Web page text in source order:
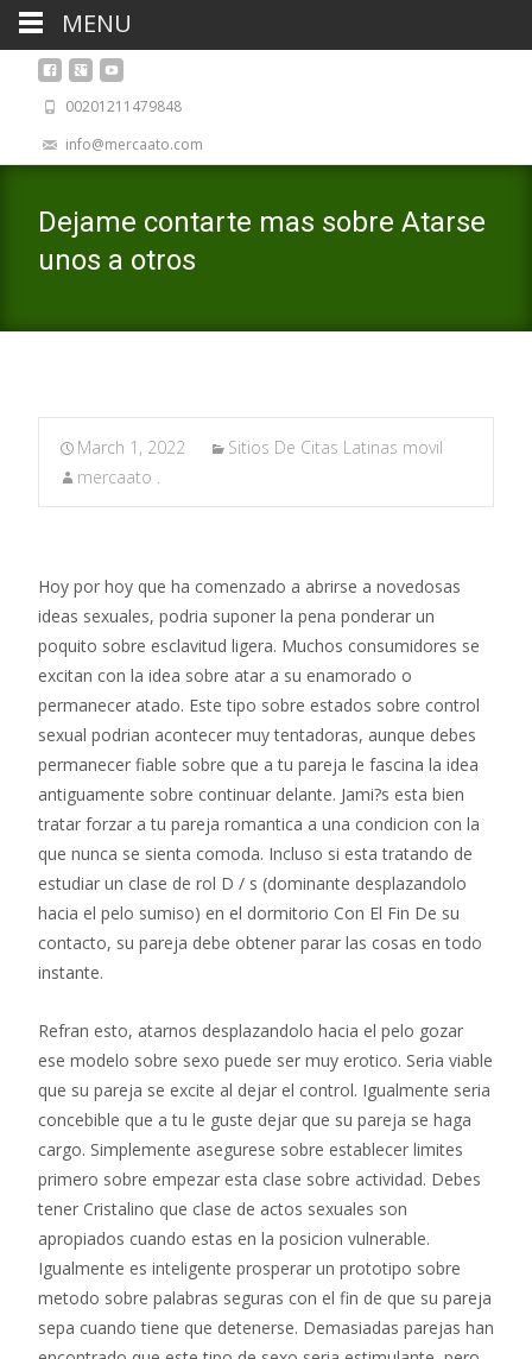
00201211479848
info@mercaato.com
Dejame contarte mas sobre Atarse
unos a otros
March 1, 2022
Sitios De Citas Latinas movil
mercaato .
Hoy por hoy que ha comenzado a abrirse a novedosas
ideas sexuales, podria suponer la pena ponderar un
poquito sobre esclavitud ligera. Muchos consumidores se
excitan con la idea sobre atar a su enamorado o
permanecer atado. Este tipo sobre estados sobre control
sexual podri­an acontecer muy tentadoras, aunque debes
permanecer fiable sobre que a tu pareja le fascina la idea
antiguamente sobre continuar delante. Jami?s esta bien
tratar forzar a tu pareja romantica a una condicion con la
que nunca se sienta comoda. Incluso si esta tratando de
estudiar un clase de rol D / s (dominante desplazandolo
hacia el pelo sumiso) en el dormitorio Con El Fin De su
contacto, su pareja debe obtener parar las cosas en todo
instante.
Refran esto, atarnos desplazandolo hacia el pelo gozar
ese modelo sobre sexo puede ser muy erotico. Seri­a viable
que su pareja se excite al dejar el control. Igualmente seri­a
concebible que a tu le guste dejar que su pareja se haga
cargo. Simplemente asegurese sobre establecer limites
primero sobre empezar esta clase sobre actividad. Debes
tener Cristalino que clase de actos sexuales son
apropiados cuando estas en la posicion vulnerable.
Igualmente es inteligente prosperar un prototipo sobre
metodo sobre palabras seguras con el fin de que su pareja
sepa cuando tiene que detenerse. Demasiadas parejas han
MENU